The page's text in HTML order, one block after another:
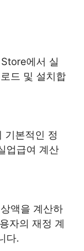
에서 실
드 및 설치합
기본적인 정
업급여 계산
액을 계산하
자의 재정 계
다.